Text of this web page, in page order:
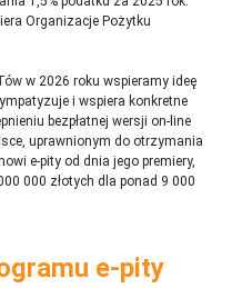
Organizacje Pożytku
w 2026 roku wspieramy ideę
i wspiera konkretne
bezpłatnej wersji on-line
uprawnionym do otrzymania
e-pity od dnia jego premiery,
000 złotych dla ponad 9 000
e-pity